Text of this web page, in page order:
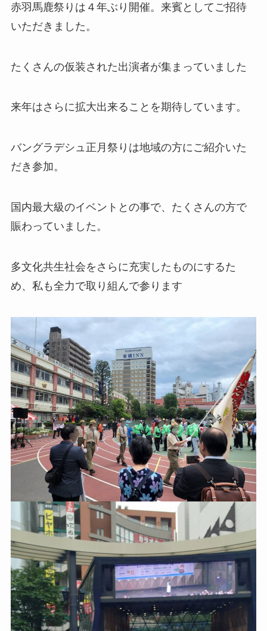
赤羽馬鹿祭りは４年ぶり開催。来賓としてご招待
いただきました。
たくさんの仮装された出演者が集まっていました
来年はさらに拡大出来ることを期待しています。
バングラデシュ正月祭りは地域の方にご紹介いた
だき参加。
国内最大級のイベントとの事で、たくさんの方で
賑わっていました。
多文化共生社会をさらに充実したものにするた
め、私も全力で取り組んで参ります